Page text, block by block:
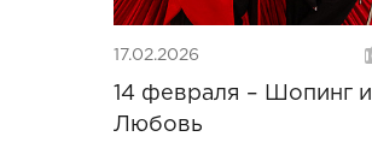
17.02.2026
14 февраля – Шопинг и
Любовь